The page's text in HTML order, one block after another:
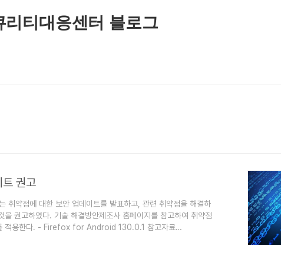
리티대응센터 블로그
권고
취약점에 대한 보안 업데이트를 발표하고, 관련 취약점을 해결하
을 권고하였다. 기술 해결방안제조사 홈페이지를 참고하여 취약점
적용한다. - Firefox for Android 130.0.1 참고자료